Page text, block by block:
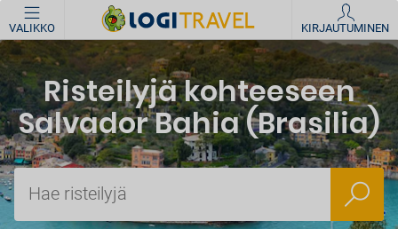
VALIKKO KIRJAUTUMINEN
Risteilyjä kohteeseen
Salvador Bahia (Brasilia)
Hae risteilyjä